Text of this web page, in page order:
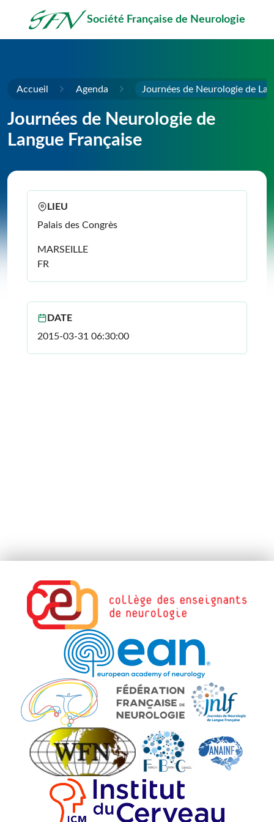
Société Française de Neurologie
Accueil Agenda Journées de Neurologie de
Journées de Neurologie de
Langue Française
LIEU
Palais des Congrès
MARSEILLE
FR
DATE
2015-03-31 06:30:00